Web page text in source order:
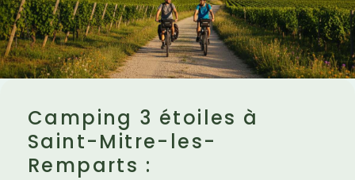
Camping 3 étoiles à
Saint-Mitre-les-
Remparts :